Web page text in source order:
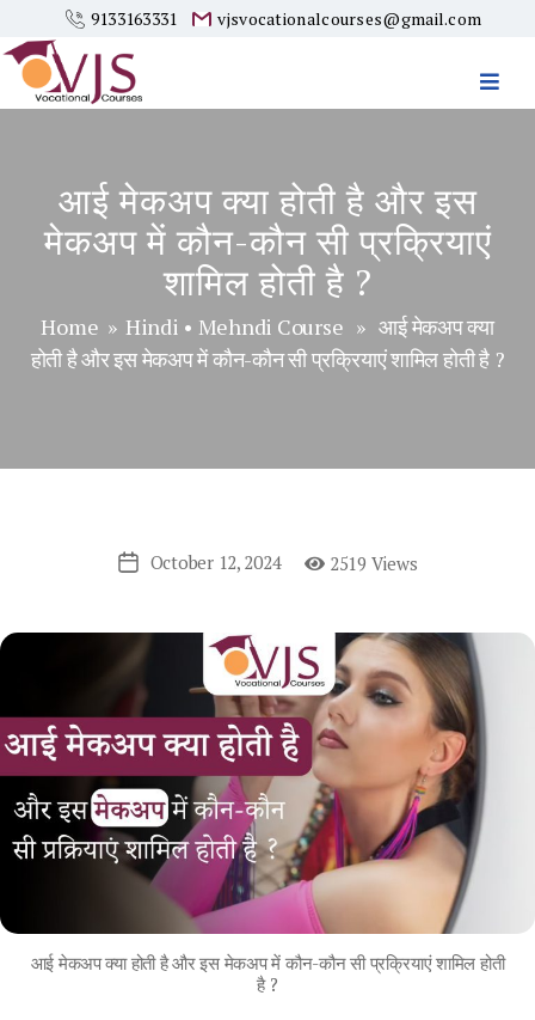
9133163331 vjsvocationalcourses@gmail.com
आई मेकअप क्या होती है और इस
मेकअप में कौन-कौन सी प्रक्रियाएं
शामिल होती है ?
Home » Hindi • Mehndi Course » आई मेकअप क्या
होती है और इस मेकअप में कौन-कौन सी प्रक्रियाएं शामिल होती है ?
PostOctober 12, 2024 2519 Views
आई मेकअप क्या होती है और इस मेकअप में कौन-कौन सी प्रक्रियाएं शामिल होती
है ?